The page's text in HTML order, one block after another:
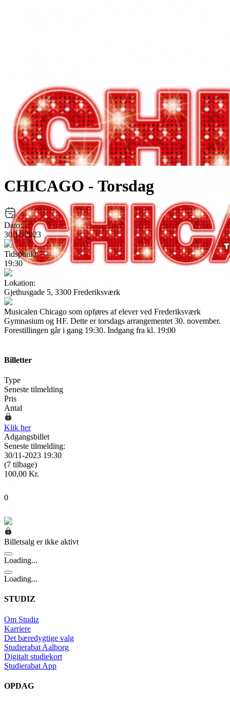
CHICAGO - Torsdag
Dato:
30/11-2023
Tidspunkt:
19:30
Lokation:
Gjethusgade 5, 3300 Frederiksværk
Musicalen Chicago som opføres af elever ved Frederiksværk
Gymnasium og HF. Dette er torsdags arrangementet 30. november.
Forestillingen går i gang 19:30. Indgang fra kl. 19:00
Billetter
Type
Seneste tilmelding
Pris
Antal
Klik her
Adgangsbillet
Seneste tilmelding:
30/11-2023 19:30
(7 tilbage)
100,00 Kr.
0
Billetsalg er ikke aktivt
Loading...
Loading...
STUDIZ
Om Studiz
Karriere
Det bæredygtige valg
Studierabat Aalborg
Digitalt studiekort
Studierabat App
OPDAG